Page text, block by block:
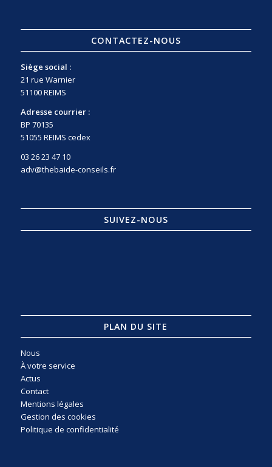
CONTACTEZ-NOUS
Siège social :
21 rue Warnier
51100 REIMS
Adresse courrier :
BP 70135
51055 REIMS cedex
03 26 23 47 10
adv@thebaide-conseils.fr
SUIVEZ-NOUS
PLAN DU SITE
Nous
À votre service
Actus
Contact
Mentions légales
Gestion des cookies
Politique de confidentialité